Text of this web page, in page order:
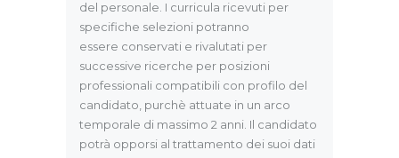
del personale. I curricula ricevuti per
specifiche selezioni potranno
essere conservati e rivalutati per
successive ricerche per posizioni
professionali compatibili con profilo del
candidato, purchè attuate in un arco
temporale di massimo 2 anni. Il candidato
potrà opporsi al trattamento dei suoi dati